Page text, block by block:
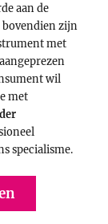
aan de
bovendien zijn
met
wil
met
specialisme.